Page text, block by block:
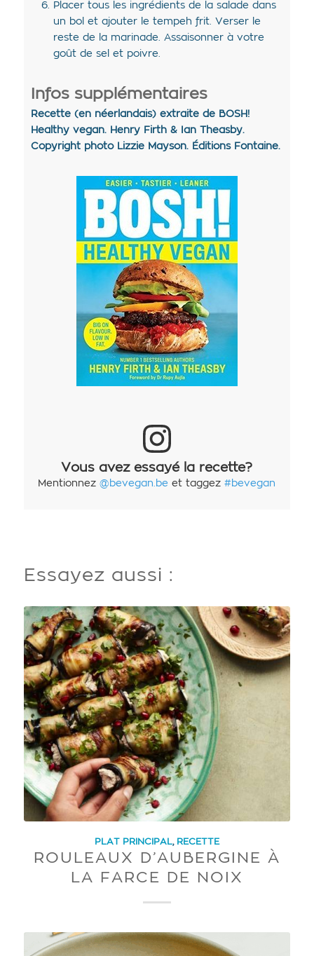
Placer tous les ingrédients de la salade dans
un bol et ajouter le tempeh frit. Verser le
reste de la marinade. Assaisonner à votre
goût de sel et poivre.
Infos supplémentaires
Recette (en néerlandais) extraite de BOSH!
Healthy vegan. Henry Firth & Ian Theasby.
Copyright photo Lizzie Mayson. Éditions Fontaine.
Vous avez essayé la recette?
Mentionnez@bevegan.be et taggez#bevegan
Essayez aussi :
PLAT PRINCIPAL, RECETTE
ROULEAUX D’AUBERGINE À
LA FARCE DE NOIX